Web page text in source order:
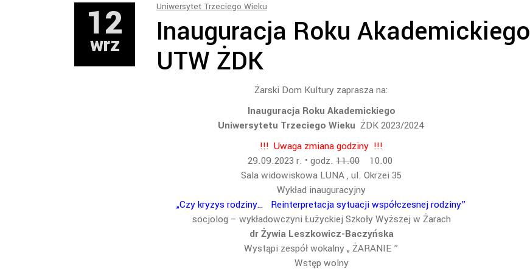
12
wrz
Uniwersytet Trzeciego Wieku
Inauguracja Roku Akademickiego
UTW ŻDK
Żarski Dom Kultury zaprasza na:
Inauguracja Roku Akademickiego
Uniwersytetu Trzeciego Wieku ŻDK 2023/2024
!!! Uwaga zmiana godziny !!!
29.09.2023 r. • godz.11.0010.00
Sala widowiskowa LUNA , ul. Okrzei 35
Wykład inauguracyjny
„Czy kryzys rodziny… Reinterpretacja sytuacji współczesnej rodziny”
socjolog – wykładowczyni Łużyckiej Szkoły Wyższej w Żarach
dr Żywia Leszkowicz-Baczyńska
Wystąpi zespół wokalny „ ŻARANIE ”
Wstęp wolny